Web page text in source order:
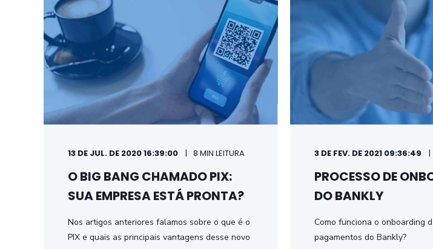
13 DE JUL. DE 2020 16:39:00 8 MIN LEITURA
O BIG BANG CHAMADO PIX:
SUA EMPRESA ESTÁ PRONTA?
Nos artigos anteriores falamos sobre o que é o
PIX e quais as principais vantagens desse novo
3 DE FEV. DE 2021 09:36:49
PROCESSO DE
DO BANKLY
Como funciona o onboarding
pagamentos do Bankly?